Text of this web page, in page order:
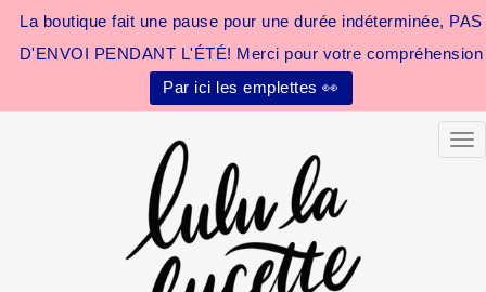
La boutique fait une pause pour une durée indéterminée, PAS
D'ENVOI PENDANT L'ÉTÉ! Merci pour votre compréhension
Par ici les emplettes 👀